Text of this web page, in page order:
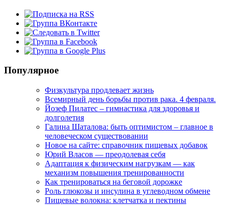
Популярное
Физкультура продлевает жизнь
Всемирный день борьбы против рака. 4 февраля.
Йозеф Пилатес – гимнастика для здоровья и
долголетия
Галина Шаталова: быть оптимистом – главное в
человеческом существовании
Новое на сайте: справочник пищевых добавок
Юрий Власов — преодолевая себя
Адаптация к физическим нагрузкам — как
механизм повышения тренированности
Как тренироваться на беговой дорожке
Роль глюкозы и инсулина в углеводном обмене
Пищевые волокна: клетчатка и пектины